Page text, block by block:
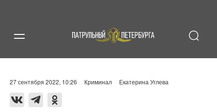
27 сентября 2022, 10:26 Криминал Екатерина Углева